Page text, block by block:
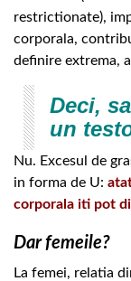
restrictionate),
corporala,
definire extrema,
Deci,
un
Nu. Excesul de
in forma de U:
corporala iti pot
Dar femeile?
La femei, relatia